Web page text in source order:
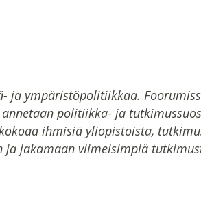
ja ympäristöpolitiikkaa.
politiikka- ja
ihmisiä yliopistoista,
ja jakamaan viimeisimpiä